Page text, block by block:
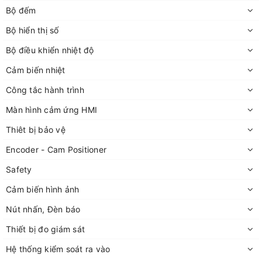
Bộ đếm
Bộ hiển thị số
Bộ điều khiển nhiệt độ
Cảm biến nhiệt
Công tắc hành trình
Màn hình cảm ứng HMI
Thiêt bị bảo vệ
Encoder - Cam Positioner
Safety
Cảm biến hình ảnh
Nút nhấn, Đèn báo
Thiết bị đo giám sát
Hệ thống kiểm soát ra vào